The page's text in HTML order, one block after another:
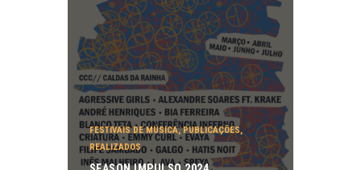
FESTIVAIS DE MÚSICA,PUBLICAÇÕES,
REALIZADOS